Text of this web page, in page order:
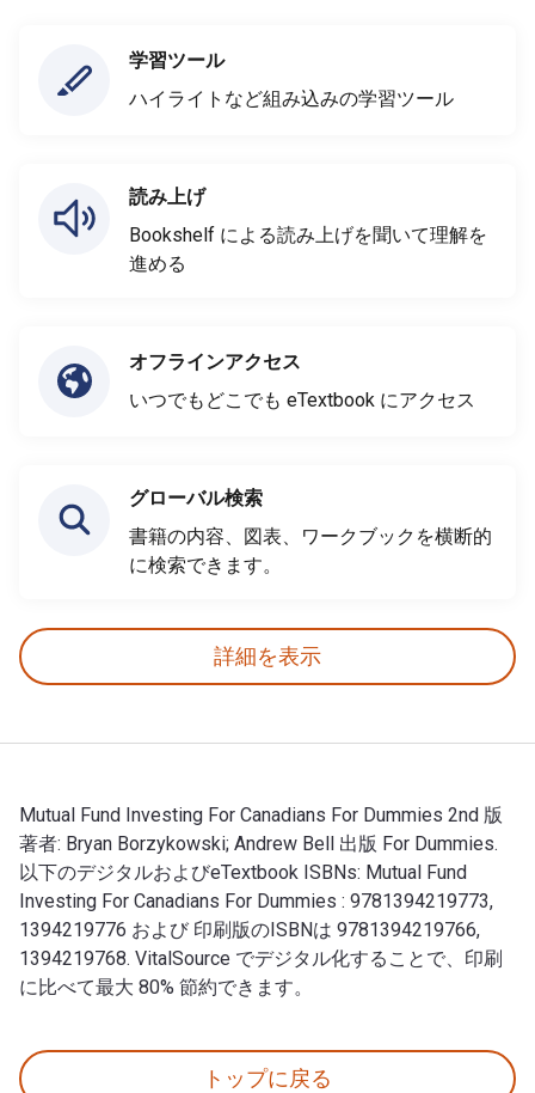
学習ツール
ハイライトなど組み込みの学習ツール
読み上げ
Bookshelf による読み上げを聞いて理解を
進める
オフラインアクセス
いつでもどこでも eTextbook にアクセス
グローバル検索
書籍の内容、図表、ワークブックを横断的
に検索できます。
詳細を表示
Mutual Fund Investing For Canadians For Dummies 2nd 版
著者: Bryan Borzykowski; Andrew Bell 出版 For Dummies.
以下のデジタルおよびeTextbook ISBNs: Mutual Fund
Investing For Canadians For Dummies : 9781394219773,
1394219776 および 印刷版のISBNは 9781394219766,
1394219768. VitalSource でデジタル化することで、印刷
に比べて最大 80% 節約できます。
トップに戻る